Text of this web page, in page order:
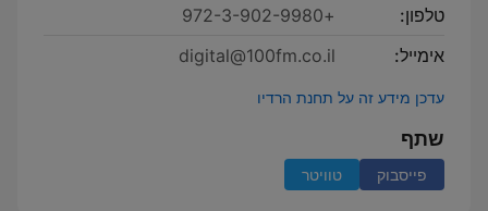
טלפון:
+972-3-902-9980
אימייל:
digital@100fm.co.il
עדכן מידע זה על תחנת הרדיו
שתף
פייסבוק טוויטר